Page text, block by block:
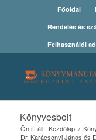
Főoldal
Rendelés és
Felhasználói
Könyvesbolt
Ön itt áll: Kezdőlap /
Dr. Karácsonyi János és